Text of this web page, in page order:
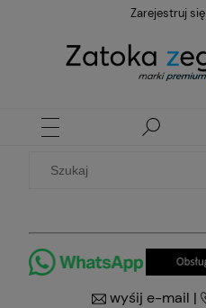
Zarejestruj się
wyśij e-mail |